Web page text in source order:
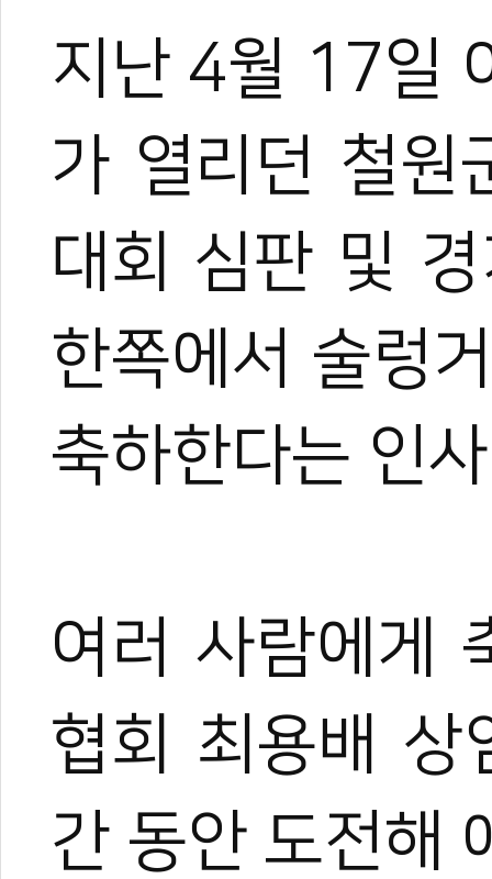
지난 4월 17일
가 열리던 철원
대회 심판 및
한쪽에서 술렁
축하한다는 인
여러 사람에게
협회 최용배 상
간 동안 도전해